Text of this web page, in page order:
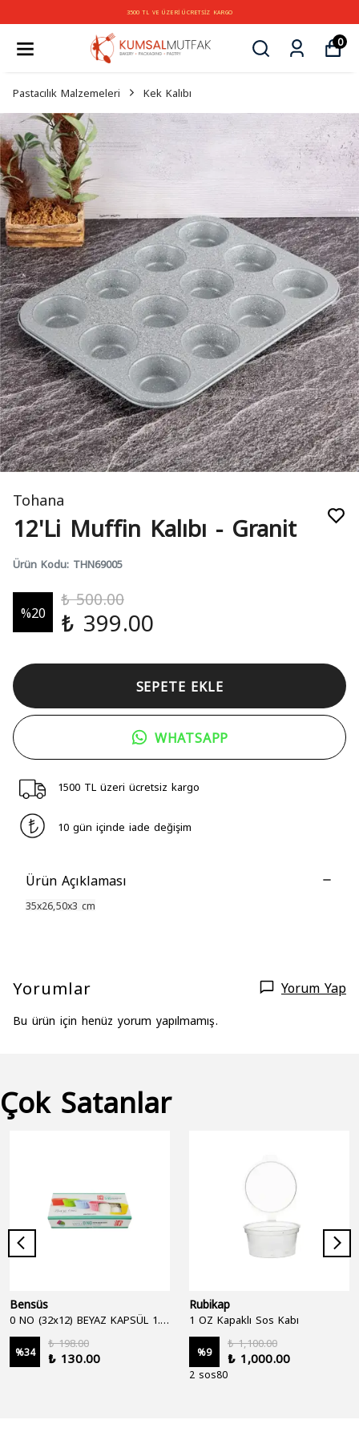
3500 TL VE ÜZERİ ÜCRETSİZ KARGO
0
Pastacılık Malzemeleri Kek Kalıbı
Tohana
12'Li Muffin Kalıbı - Granit
Ürün Kodu: THN69005
%20
₺ 500.00
₺ 399.00
SEPETE EKLE
WHATSAPP
1500 TL üzeri ücretsiz kargo
10 gün içinde iade değişim
Ürün Açıklaması
35x26,50x3 cm
Yorumlar Yorum Yap
Bu ürün için henüz yorum yapılmamış.
Çok Satanlar
Bensüs
%34
₺ 198.00
₺ 130.00
Rubikap
1 OZ Kapaklı Sos Kabı
%9
₺ 1,100.00
₺ 1,000.00
2 sos80